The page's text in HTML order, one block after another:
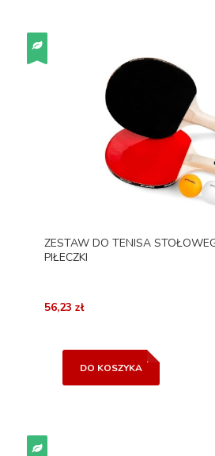
ZESTAW DO TENISA
PIŁECZKI
56,23 zł
DO KOSZYKA